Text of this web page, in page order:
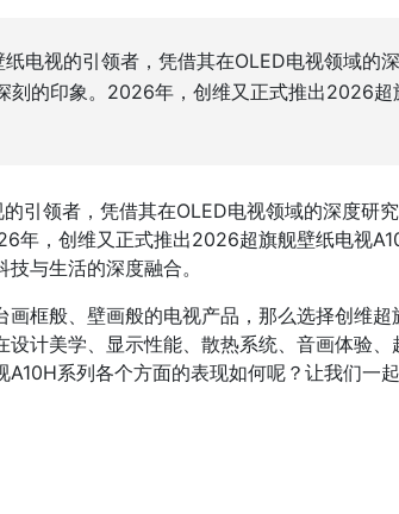
电视的引领者，凭借其在OLED电视领域的
刻的印象。2026年，创维又正式推出2026超
引领者，凭借其在OLED电视领域的深度研
年，创维又正式推出2026超旗舰壁纸电视
与生活的深度融合。
框般、壁画般的电视产品，那么选择创维超
计美学、显示性能、散热系统、音画体验
系列各个方面的表现如何呢？让我们一起